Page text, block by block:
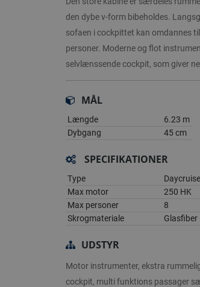
den dybe v-form bibeholdes.
sofaen i cockpittet kan omdannes
personer. Moderne og flot
selvlænssende cockpit, som giver
MÅL
Længde
6.23 m
Dybgang
45 cm
SPECIFIKATIONER
Type
Max motor
250 HK
Max personer
8
Skrogmateriale
Glasfiber
UDSTYR
Motor instrumenter, ekstra
cockpit, multi funktions passager